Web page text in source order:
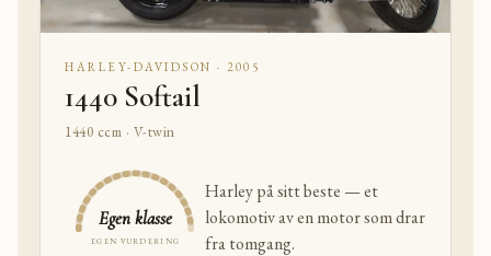
HARLEY-DAVIDSON · 2005
1440 Softail
1440 ccm · V-twin
Egen klasse
EGEN VURDERING
Harley på sitt beste — et
lokomotiv av en motor som drar
fra tomgang.